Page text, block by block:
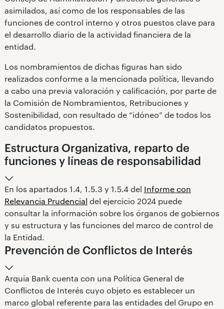
asimilados, así como de los responsables de las
funciones de control interno y otros puestos clave para
el desarrollo diario de la actividad financiera de la
entidad.
Los nombramientos de dichas figuras han sido
realizados conforme a la mencionada política, llevando
a cabo una previa valoración y calificación, por parte de
la Comisión de Nombramientos, Retribuciones y
Sostenibilidad, con resultado de “idóneo” de todos los
candidatos propuestos.
Estructura Organizativa, reparto de
funciones y líneas de responsabilidad
En los apartados 1.4, 1.5.3 y 1.5.4 del Informe con
Relevancia Prudencial del ejercicio 2024 puede
consultar la información sobre los órganos de gobiernos
y su estructura y las funciones del marco de control de
la Entidad.
Prevención de Conflictos de Interés
Arquia Bank cuenta con una Política General de
Conflictos de Interés cuyo objeto es establecer un
marco global referente para las entidades del Grupo en